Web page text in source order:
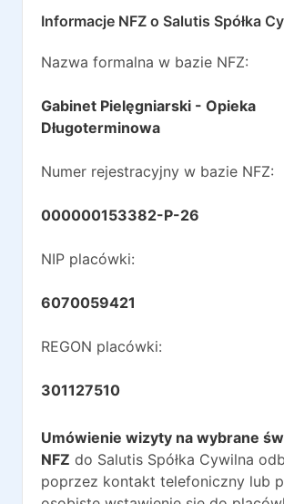
Informacje NFZ o Salutis Spółka
Nazwa formalna w bazie NFZ:
Gabinet Pielęgniarski - Opieka
Długoterminowa
Numer rejestracyjny w bazie NFZ:
000000153382-P-26
NIP placówki:
6070059421
REGON placówki:
301127510
Umówienie wizyty na wybrane
NFZ do Salutis Spółka Cywilna
poprzez kontakt telefoniczny lub